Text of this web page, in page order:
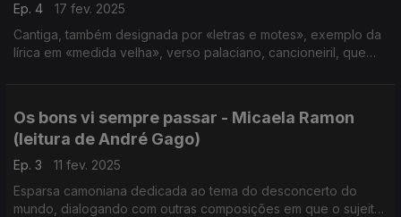
Ep. 4
17 fev. 2025
Cantiga, também designada por «letras e motes», exemplo da
lírica em «medida velha», verso palaciano, cancioneiril, que
Os bons vi sempre passar - Micaela Ramon
(leitura de André Gago)
Ep. 3
11 fev. 2025
Esparsa camoniana dedicada ao tema do desconcerto do
mundo, dialogando com outras composições em que o sujeito